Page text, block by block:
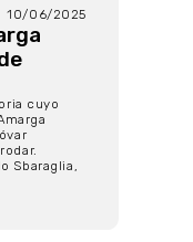
10/06/2025
cuyo
Sbaraglia,